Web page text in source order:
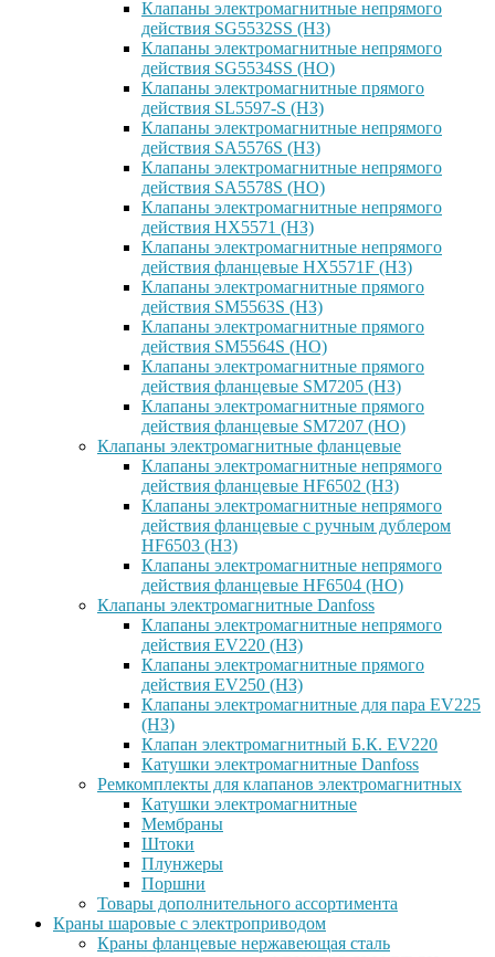
Клапаны электромагнитные непрямого
действия SG5532SS (НЗ)
Клапаны электромагнитные непрямого
действия SG5534SS (НО)
Клапаны электромагнитные прямого
действия SL5597-S (НЗ)
Клапаны электромагнитные непрямого
действия SA5576S (НЗ)
Клапаны электромагнитные непрямого
действия SA5578S (НО)
Клапаны электромагнитные непрямого
действия HX5571 (НЗ)
Клапаны электромагнитные непрямого
действия фланцевые HX5571F (НЗ)
Клапаны электромагнитные прямого
действия SM5563S (НЗ)
Клапаны электромагнитные прямого
действия SM5564S (НО)
Клапаны электромагнитные прямого
действия фланцевые SM7205 (НЗ)
Клапаны электромагнитные прямого
действия фланцевые SM7207 (НО)
Клапаны электромагнитные фланцевые
Клапаны электромагнитные непрямого
действия фланцевые HF6502 (НЗ)
Клапаны электромагнитные непрямого
действия фланцевые с ручным дублером
HF6503 (Н3)
Клапаны электромагнитные непрямого
действия фланцевые HF6504 (НО)
Клапаны электромагнитные Danfoss
Клапаны электромагнитные непрямого
действия EV220 (НЗ)
Клапаны электромагнитные прямого
действия EV250 (НЗ)
Клапаны электромагнитные для пара EV225
(НЗ)
Клапан электромагнитный Б.К. EV220
Катушки электромагнитные Danfoss
Ремкомплекты для клапанов электромагнитных
Катушки электромагнитные
Мембраны
Штоки
Плунжеры
Поршни
Товары дополнительного ассортимента
Краны шаровые с электроприводом
Краны фланцевые нержавеющая сталь